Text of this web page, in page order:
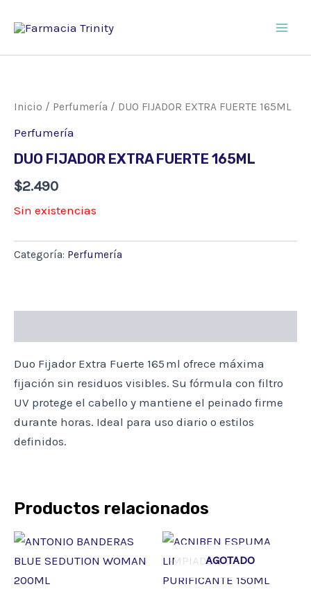
Inicio / Perfumería / DUO FIJADOR EXTRA FUERTE 165ML
Perfumería
DUO FIJADOR EXTRA FUERTE 165ML
$2.490
Sin existencias
Categoría: Perfumería
Duo Fijador Extra Fuerte 165 ml ofrece máxima
fijación sin residuos visibles. Su fórmula con filtro
UV protege el cabello y mantiene el peinado firme
durante horas. Ideal para uso diario o estilos
definidos.
Productos relacionados
AGOTADO